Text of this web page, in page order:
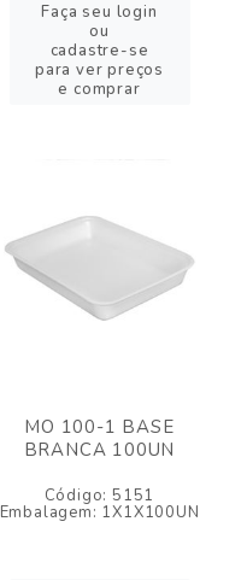
Faça seu login
ou
cadastre-se
para ver preços
e comprar
MO 100-1 BASE
BRANCA 100UN
Código: 5151
Embalagem: 1X1X100UN